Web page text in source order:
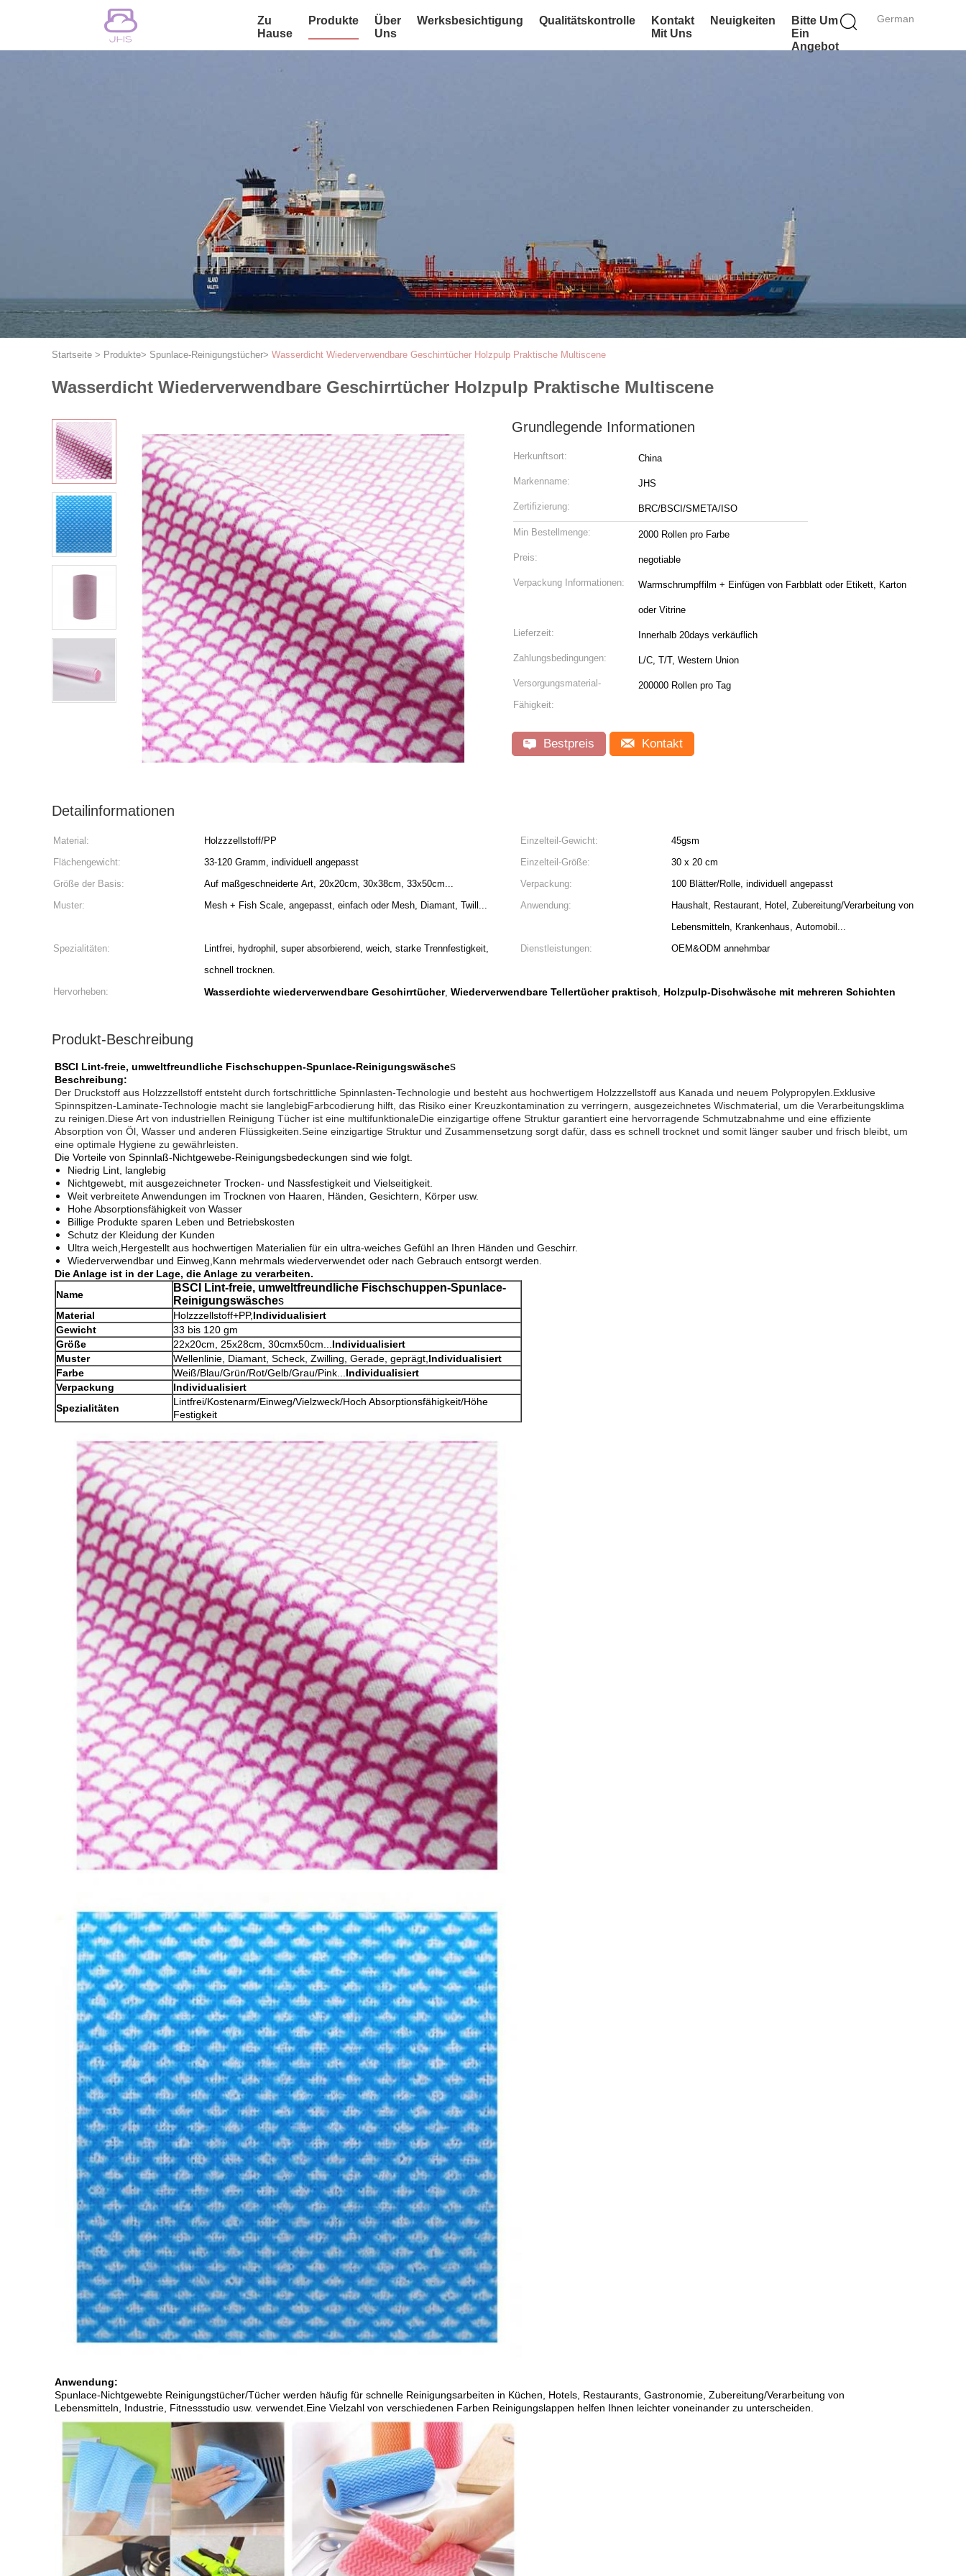
German
Zu
Hause
Produkte
Über
Uns
Werksbesichtigung Qualitätskontrolle
Kontakt
Mit Uns
Neuigkeiten
Bitte Um
Ein
Angebot
Startseite > Produkte> Spunlace-Reinigungstücher> Wasserdicht Wiederverwendbare Geschirrtücher Holzpulp Praktische Multiscene
Wasserdicht Wiederverwendbare Geschirrtücher Holzpulp Praktische Multiscene
Grundlegende Informationen
Herkunftsort: China
Markenname: JHS
Zertifizierung: BRC/BSCI/SMETA/ISO
Min Bestellmenge: 2000 Rollen pro Farbe
Preis: negotiable
Verpackung Informationen: Warmschrumpffilm + Einfügen von Farbblatt oder Etikett, Karton
oder Vitrine
Lieferzeit: Innerhalb 20days verkäuflich
Zahlungsbedingungen: L/C, T/T, Western Union
Versorgungsmaterial-
Fähigkeit:
200000 Rollen pro Tag
Bestpreis Kontakt
Detailinformationen
Material: Holzzzellstoff/PP Einzelteil-Gewicht:
45gsm
Flächengewicht:
33-120 Gramm, individuell angepasst Einzelteil-Größe:
30 x 20 cm
Größe der Basis:
Auf maßgeschneiderte Art, 20x20cm, 30x38cm, 33x50cm... Verpackung:
100 Blätter/Rolle, individuell angepasst
Muster:
Mesh + Fish Scale, angepasst, einfach oder Mesh, Diamant, Twill... Anwendung:
Haushalt, Restaurant, Hotel, Zubereitung/Verarbeitung von
Lebensmitteln, Krankenhaus, Automobil...
Spezialitäten:
Lintfrei, hydrophil, super absorbierend, weich, starke Trennfestigkeit,
schnell trocknen.
Dienstleistungen: OEM&ODM annehmbar
Hervorheben: Wasserdichte wiederverwendbare Geschirrtücher, Wiederverwendbare Tellertücher praktisch, Holzpulp-Dischwäsche mit mehreren Schichten
Produkt-Beschreibung
BSCI Lint-freie, umweltfreundliche Fischschuppen-Spunlace-Reinigungswäsches
Beschreibung:
Der Druckstoff aus Holzzzellstoff entsteht durch fortschrittliche Spinnlasten-Technologie und besteht aus hochwertigem Holzzzellstoff aus Kanada und neuem Polypropylen.Exklusive
Spinnspitzen-Laminate-Technologie macht sie langlebigFarbcodierung hilft, das Risiko einer Kreuzkontamination zu verringern, ausgezeichnetes Wischmaterial, um die Verarbeitungsklima
zu reinigen.Diese Art von industriellen Reinigung Tücher ist eine multifunktionaleDie einzigartige offene Struktur garantiert eine hervorragende Schmutzabnahme und eine effiziente
Absorption von Öl, Wasser und anderen Flüssigkeiten.Seine einzigartige Struktur und Zusammensetzung sorgt dafür, dass es schnell trocknet und somit länger sauber und frisch bleibt, um
eine optimale Hygiene zu gewährleisten.
Die Vorteile von Spinnlaß-Nichtgewebe-Reinigungsbedeckungen sind wie folgt.
Niedrig Lint, langlebig
Nichtgewebt, mit ausgezeichneter Trocken- und Nassfestigkeit und Vielseitigkeit.
Weit verbreitete Anwendungen im Trocknen von Haaren, Händen, Gesichtern, Körper usw.
Hohe Absorptionsfähigkeit von Wasser
Billige Produkte sparen Leben und Betriebskosten
Schutz der Kleidung der Kunden
Ultra weich, Hergestellt aus hochwertigen Materialien für ein ultra-weiches Gefühl an Ihren Händen und Geschirr.
Wiederverwendbar und Einweg, Kann mehrmals wiederverwendet oder nach Gebrauch entsorgt werden.
Die Anlage ist in der Lage, die Anlage zu verarbeiten.
Name
BSCI Lint-freie, umweltfreundliche Fischschuppen-Spunlace-
Reinigungswäsches
Material Holzzzellstoff+PP,Individualisiert
Gewicht
33 bis 120 gm
Größe
22x20cm, 25x28cm, 30cmx50cm... Individualisiert
Muster
Wellenlinie, Diamant, Scheck, Zwilling, Gerade, geprägt, Individualisiert
Farbe
Weiß/Blau/Grün/Rot/Gelb/Grau/Pink... Individualisiert
Verpackung
Individualisiert
Spezialitäten
Lintfrei/Kostenarm/Einweg/Vielzweck/Hoch Absorptionsfähigkeit/Höhe
Festigkeit
Anwendung:
Spunlace-Nichtgewebte Reinigungstücher/Tücher werden häufig für schnelle Reinigungsarbeiten in Küchen, Hotels, Restaurants, Gastronomie, Zubereitung/Verarbeitung von
Lebensmitteln, Industrie, Fitnessstudio usw. verwendet.Eine Vielzahl von verschiedenen Farben Reinigungslappen helfen Ihnen leichter voneinander zu unterscheiden.